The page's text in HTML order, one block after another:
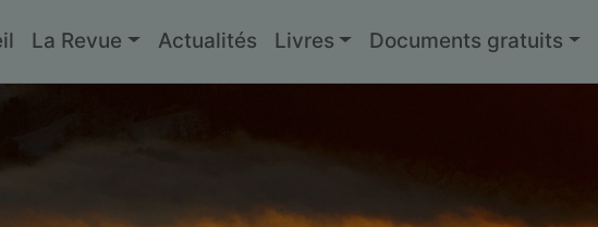
La Revue Actualités Livres Documents gratuits